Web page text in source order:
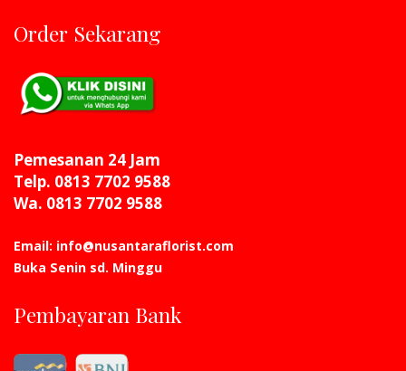
Order Sekarang
Pemesanan 24 Jam
Telp. 0813 7702 9588
Wa. 0813 7702 9588
Email: info@nusantaraflorist.com
Buka Senin sd. Minggu
Pembayaran Bank